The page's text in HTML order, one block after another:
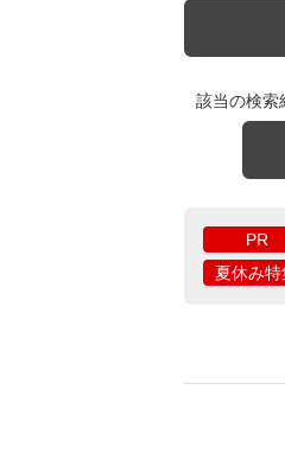
該当の検索
PR
夏休み特